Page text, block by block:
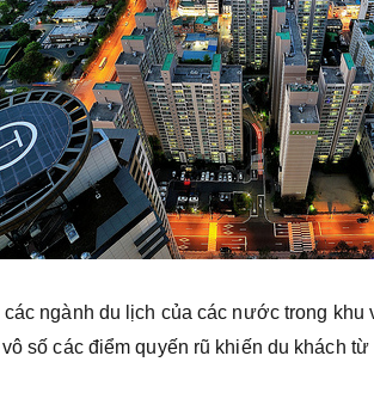
các ngành du lịch của các nước trong
số các điểm quyến rũ khiến du khách